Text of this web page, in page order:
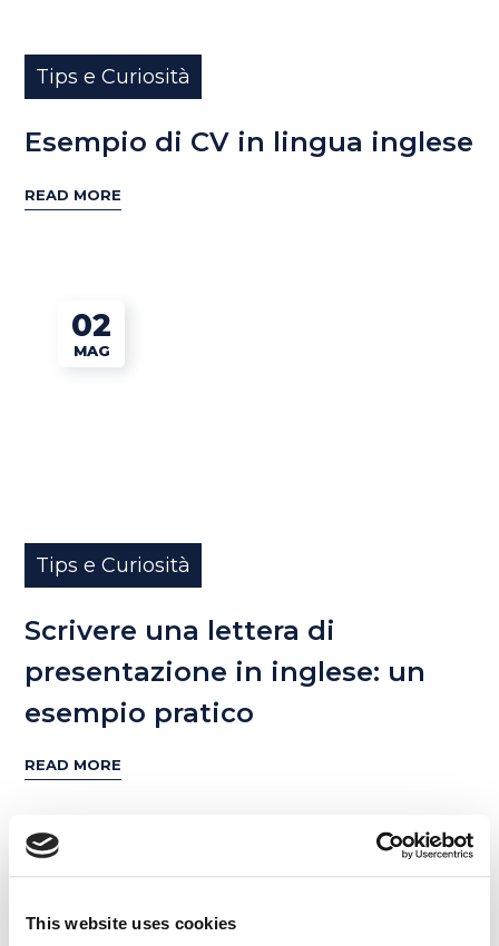
This website uses cookies
Tips e Curiosità
Esempio di CV in lingua inglese
READ MORE
02
MAG
Tips e Curiosità
Scrivere una lettera di
presentazione in inglese: un
esempio pratico
READ MORE
MAR